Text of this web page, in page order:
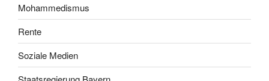
Mohammedismus
Rente
Soziale Medien